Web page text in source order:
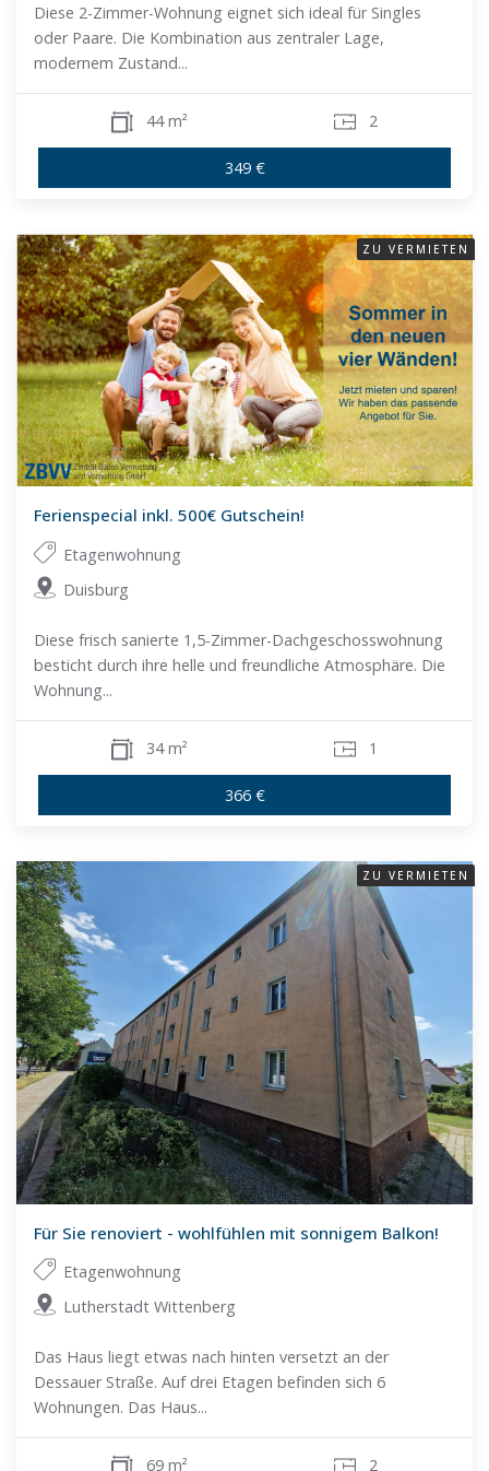
Diese 2-Zimmer-Wohnung eignet sich ideal für Singles
oder Paare. Die Kombination aus zentraler Lage,
modernem Zustand...
44 m² 2
349 €
Ferienspecial inkl. 500€ Gutschein!
Etagenwohnung
Duisburg
Diese frisch sanierte 1,5-Zimmer-Dachgeschosswohnung
besticht durch ihre helle und freundliche Atmosphäre. Die
Wohnung...
34 m² 1
366 €
ZU VERMIETEN
Für Sie renoviert - wohlfühlen mit sonnigem Balkon!
Etagenwohnung
Lutherstadt Wittenberg
Das Haus liegt etwas nach hinten versetzt an der
Dessauer Straße. Auf drei Etagen befinden sich 6
Wohnungen. Das Haus...
69 m² 2
ZU VERMIETEN